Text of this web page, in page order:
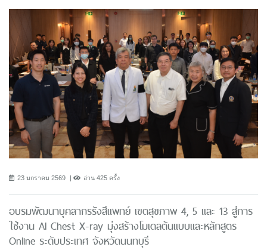
23 มกราคม 2569 อ่าน 425 ครั้ง
อบรมพัฒนาบุคลากรรังสีแพทย์ เขตสุขภาพ 4, 5 และ 13 สู่การ
ใช้งาน AI Chest X-ray มุ่งสร้างโมเดลต้นแบบและหลักสูตร
Online ระดับประเทศ จังหวัดนนทบุรี